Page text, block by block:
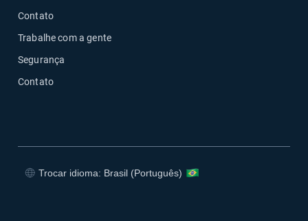
Contato
Trabalhe com a gente
Segurança
Contato
Trocar idioma: Brasil (Português)